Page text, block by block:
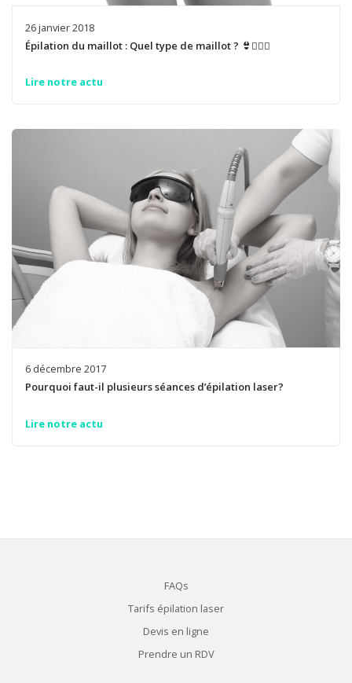
26 janvier 2018
Épilation du maillot : Quel type de maillot ? 👙🤷🏻‍♀️
Lire notre actu
6 décembre 2017
Pourquoi faut-il plusieurs séances d’épilation laser?
Lire notre actu
FAQs
Tarifs épilation laser
Devis en ligne
Prendre un RDV